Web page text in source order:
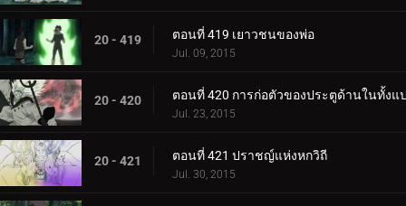
20 - 419 ตอนที่ 419 เยาวชนของพ่อ
Jul. 09, 2015
20 - 420 ตอนที่ 420 การก่อตัวของประตูด้านในทั้งแ
Jul. 23, 2015
20 - 421 ตอนที่ 421 ปราชญ์แห่งหกวิถี
Jul. 30, 2015